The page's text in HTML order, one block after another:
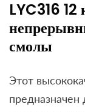
LYC316
смолы
Этот
предназначен